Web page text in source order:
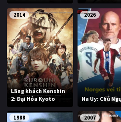
2014
Lãng khách Kenshin
2: Đại Hỏa Kyoto
2026
Na Uy: Chú
1988 2007